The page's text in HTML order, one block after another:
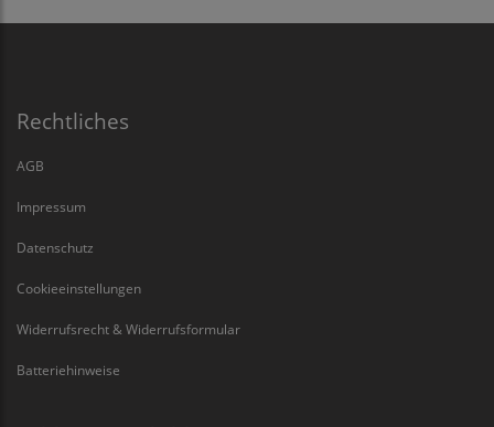
Rechtliches
AGB
Impressum
Datenschutz
Cookieeinstellungen
Widerrufsrecht & Widerrufsformular
Batteriehinweise